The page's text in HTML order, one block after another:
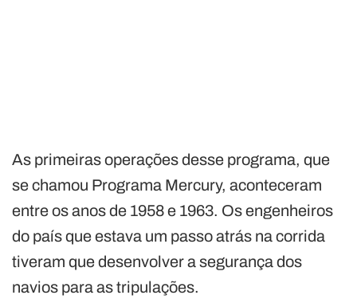
As primeiras operações desse programa, que
se chamou Programa Mercury, aconteceram
entre os anos de 1958 e 1963. Os engenheiros
do país que estava um passo atrás na corrida
tiveram que desenvolver a segurança dos
navios para as tripulações.